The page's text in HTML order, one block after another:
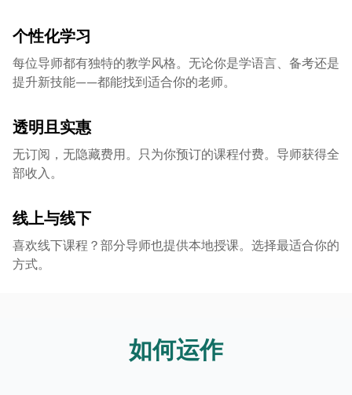
个性化学习
每位导师都有独特的教学风格。无论你是学语言、备考还是
提升新技能——都能找到适合你的老师。
透明且实惠
无订阅，无隐藏费用。只为你预订的课程付费。导师获得全
部收入。
线上与线下
喜欢线下课程？部分导师也提供本地授课。选择最适合你的
方式。
如何运作